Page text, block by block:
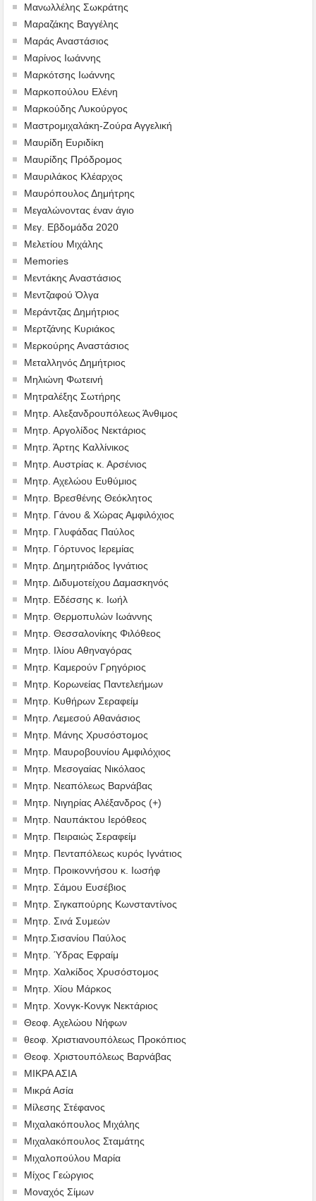
Μανωλλέλης Σωκράτης
Μαραζάκης Βαγγέλης
Μαράς Αναστάσιος
Μαρίνος Ιωάννης
Μαρκότσης Ιωάννης
Μαρκοπούλου Ελένη
Μαρκούδης Λυκούργος
Μαστρομιχαλάκη-Ζούρα Αγγελική
Μαυρίδη Ευριδίκη
Μαυρίδης Πρόδρομος
Μαυριλάκος Κλέαρχος
Μαυρόπουλος Δημήτρης
Μεγαλώνοντας έναν άγιο
Μεγ. Εβδομάδα 2020
Μελετίου Μιχάλης
Memories
Μεντάκης Αναστάσιος
Μεντζαφού Όλγα
Μεράντζας Δημήτριος
Μερτζάνης Κυριάκος
Μερκούρης Αναστάσιος
Μεταλληνός Δημήτριος
Mηλιώνη Φωτεινή
Μητραλέξης Σωτήρης
Μητρ. Αλεξανδρουπόλεως Άνθιμος
Μητρ. Αργολίδος Νεκτάριος
Μητρ. Άρτης Καλλίνικος
Μητρ. Αυστρίας κ. Αρσένιος
Μητρ. Αχελώου Ευθύμιος
Μητρ. Βρεσθένης Θεόκλητος
Μητρ. Γάνου & Χώρας Αμφιλόχιος
Μητρ. Γλυφάδας Παύλος
Μητρ. Γόρτυνος Ιερεμίας
Μητρ. Δημητριάδος Ιγνάτιος
Μητρ. Διδυμοτείχου Δαμασκηνός
Μητρ. Εδέσσης κ. Ιωήλ
Μητρ. Θερμοπυλών Ιωάννης
Μητρ. Θεσσαλονίκης Φιλόθεος
Μητρ. Ιλίου Αθηναγόρας
Μητρ. Καμερούν Γρηγόριος
Μητρ. Κορωνείας Παντελεήμων
Μητρ. Κυθήρων Σεραφείμ
Μητρ. Λεμεσού Αθανάσιος
Μητρ. Μάνης Χρυσόστομος
Μητρ. Μαυροβουνίου Αμφιλόχιος
Μητρ. Μεσογαίας Νικόλαος
Μητρ. Νεαπόλεως Βαρνάβας
Μητρ. Νιγηρίας Αλέξανδρος (+)
Μητρ. Ναυπάκτου Ιερόθεος
Μητρ. Πειραιώς Σεραφείμ
Μητρ. Πενταπόλεως κυρός Ιγνάτιος
Μητρ. Προικοννήσου κ. Ιωσήφ
Μητρ. Σάμου Ευσέβιος
Μητρ. Σιγκαπούρης Κωνσταντίνος
Μητρ. Σινά Συμεών
Μητρ.Σισανίου Παύλος
Μητρ. Ύδρας Εφραίμ
Μητρ. Χαλκίδος Χρυσόστομος
Μητρ. Χίου Μάρκος
Μητρ. Χονγκ-Κονγκ Νεκτάριος
Θεοφ. Αχελώου Νήφων
θεοφ. Χριστιανουπόλεως Προκόπιος
Θεοφ. Χριστουπόλεως Βαρνάβας
ΜΙΚΡΑ ΑΣΙΑ
Μικρά Ασία
Μίλεσης Στέφανος
Μιχαλακόπουλος Μιχάλης
Μιχαλακόπουλος Σταμάτης
Μιχαλοπούλου Μαρία
Μίχος Γεώργιος
Μοναχός Σίμων